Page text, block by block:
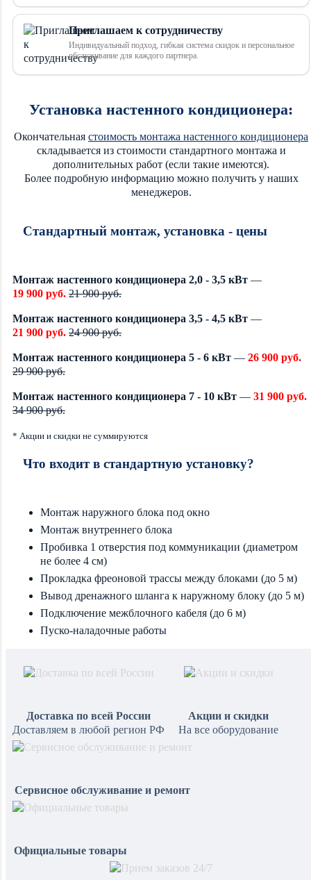
Приглашаем к сотрудничеству
Индивидуальный подход, гибкая система скидок и персональное
обслуживание для каждого партнера.
Установка настенного кондиционера:
Окончательная стоимость монтажа настенного кондиционера
складывается из стоимости стандартного монтажа и
дополнительных работ (если такие имеются).
Более подробную информацию можно получить у наших
менеджеров.
Стандартный монтаж, установка - цены
Монтаж настенного кондиционера 2,0 - 3,5 кВт —
19 900 руб. 21 900 руб.
Монтаж настенного кондиционера 3,5 - 4,5 кВт —
21 900 руб. 24 900 руб.
Монтаж настенного кондиционера 5 - 6 кВт — 26 900 руб.
29 900 руб.
Монтаж настенного кондиционера 7 - 10 кВт — 31 900 руб.
34 900 руб.
* Акции и скидки не суммируются
Что входит в стандартную установку?
Монтаж наружного блока под окно
Монтаж внутреннего блока
Пробивка 1 отверстия под коммуникации (диаметром
не более 4 см)
Прокладка фреоновой трассы между блоками (до 5 м)
Вывод дренажного шланга к наружному блоку (до 5 м)
Подключение межблочного кабеля (до 6 м)
Пуско-наладочные работы
Доставка по всей России
Доставляем в любой регион РФ
Акции и скидки
На все оборудование
Сервисное обслуживание и ремонт
Официальные товары